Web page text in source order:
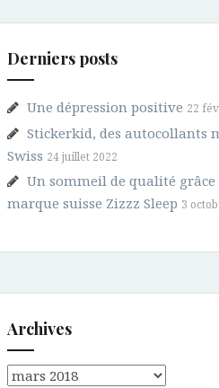
Derniers posts
Une dépression positive 22
Stickerkid, des autocollants
Swiss 24 juillet 2022
Un sommeil de qualité grâce
marque suisse Zizzz Sleep 3
Archives
Archives